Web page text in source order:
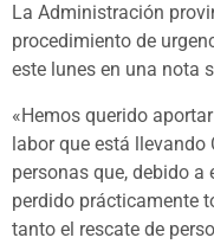
La Administración
procedimiento de
este lunes en una nota
«Hemos querido
labor que está llevando
personas que, debido
perdido prácticamente
tanto el rescate de